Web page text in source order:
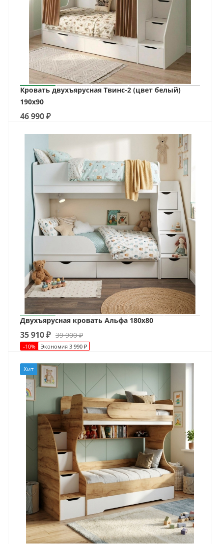
Кровать двухъярусная Твинс-2 (цвет белый)
190х90
46 990₽
Двухъярусная кровать Альфа 180х80
35 910₽ 39 900₽
-10% Экономия 3 990 ₽
Хит